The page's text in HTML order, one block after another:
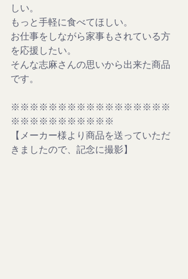
しい。
もっと手軽に食べてほしい。
お仕事をしながら家事もされている方
を応援したい。
そんな志麻さんの思いから出来た商品
です。
※※※※※※※※※※※※※※※※※
※※※※※※※※※※※
【メーカー様より商品を送っていただ
きましたので、記念に撮影】